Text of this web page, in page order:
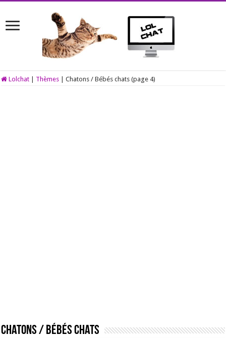
Lolchat Thèmes Chatons / Bébés chats (page 4)
Chatons / Bébés chats